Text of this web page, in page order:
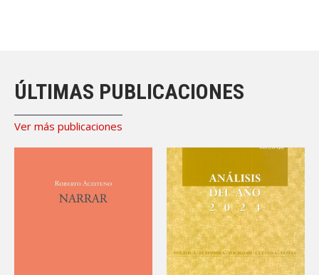
ÚLTIMAS PUBLICACIONES
Ver más publicaciones